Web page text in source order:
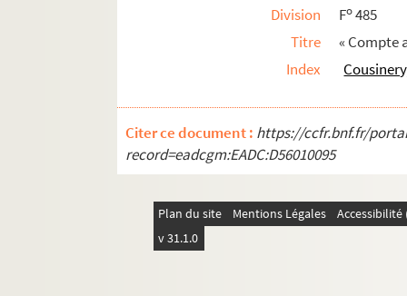
Ms 1823 (1689). « De concilio Tridentino et in
Ms 1825 (1691). « Traitté de la reception et de
Ms 1826 (1692). Registre contenant
Ms 1827 (1693). « Annotations sur les
Ms 1829 (1695). « Index materiarum concilii,
Ms 1830 (1696). « Conclave dell'anno 1623
Division Fo485
Titre
« Compte
Index
Citer ce document : https://ccfr.bnf.fr/
record=eadcgm:EADC:D56010095
Plan du site Mentions Légales
v 31.1.0